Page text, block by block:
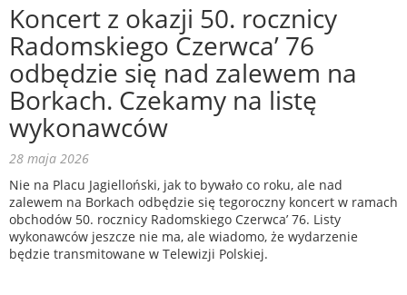
Koncert z okazji 50. rocznicy
Radomskiego Czerwca’ 76
odbędzie się nad zalewem na
Borkach. Czekamy na listę
wykonawców
28 maja 2026
Nie na Placu Jagielloński, jak to bywało co roku, ale nad
zalewem na Borkach odbędzie się tegoroczny koncert w ramach
obchodów 50. rocznicy Radomskiego Czerwca’ 76. Listy
wykonawców jeszcze nie ma, ale wiadomo, że wydarzenie
będzie transmitowane w Telewizji Polskiej.